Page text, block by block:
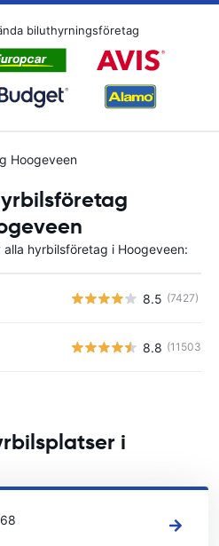
biluthyrningsföretag
Hoogeveen
hyrbilsföretag i Hoogeveen:
8.5 (7427)
8.8 (11503)
i
i Hoogeveen